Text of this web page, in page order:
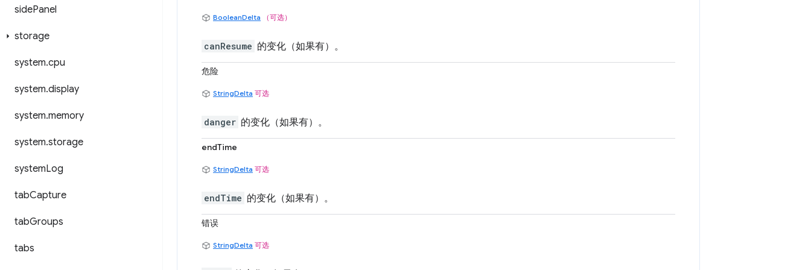
sidePanel
storage
system.cpu
system.display
system.memory
system.storage
systemLog
tabCapture
tabGroups
tabs
BooleanDelta （可选）
canResume 的变化（如果有）。
危险
StringDelta 可选
danger 的变化（如果有）。
endTime
StringDelta 可选
endTime 的变化（如果有）。
错误
StringDelta 可选